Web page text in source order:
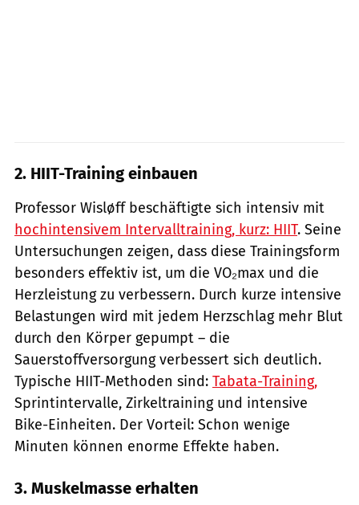
2. HIIT-Training einbauen
Professor Wisløff beschäftigte sich intensiv mit
hochintensivem Intervalltraining, kurz: HIIT. Seine
Untersuchungen zeigen, dass diese Trainingsform
besonders effektiv ist, um die VO₂max und die
Herzleistung zu verbessern. Durch kurze intensive
Belastungen wird mit jedem Herzschlag mehr Blut
durch den Körper gepumpt – die
Sauerstoffversorgung verbessert sich deutlich.
Typische HIIT-Methoden sind: Tabata-Training,
Sprintintervalle, Zirkeltraining und intensive
Bike-Einheiten. Der Vorteil: Schon wenige
Minuten können enorme Effekte haben.
3. Muskelmasse erhalten